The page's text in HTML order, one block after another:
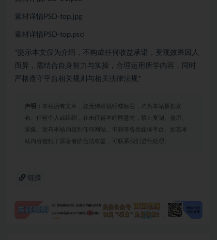
素材详情PSD-top.jpg
素材详情PSD-top.psd
*提示本文仅为介绍，不构成任何收益承诺，变现效果因人
而异，需结合自身努力与实操，合理运用所学内容，同时
严格遵守平台相关规则与相关法律法规*
声明： 本站所有文章，如无特殊说明或标注，均为本站原创发
布。任何个人或组织，在未征得本站同意时，禁止复制、盗用、
采集、发布本站内容到任何网站、书籍等各类媒体平台。如若本
站内容侵犯了原著者的合法权益，可联系我们进行处理。
链接